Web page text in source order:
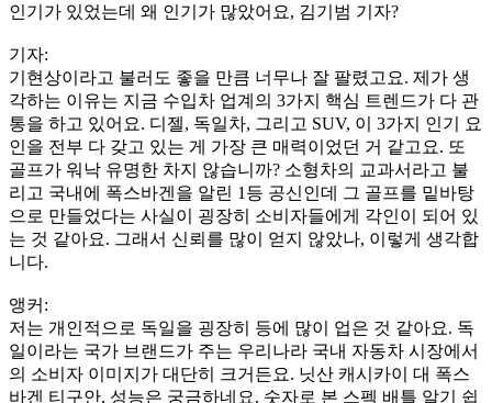
인기가 있었는데 왜 인기가 많았어요, 김기범 기자?
기자:
기현상이라고 불러도 좋을 만큼 너무나 잘 팔렸고요. 제가 생
각하는 이유는 지금 수입차 업계의 3가지 핵심 트렌드가 다 관
통을 하고 있어요. 디젤, 독일차, 그리고 SUV, 이 3가지 인기 요
인을 전부 다 갖고 있는 게 가장 큰 매력이었던 거 같고요. 또
골프가 워낙 유명한 차지 않습니까? 소형차의 교과서라고 불
리고 국내에 폭스바겐을 알린 1등 공신인데 그 골프를 밑바탕
으로 만들었다는 사실이 굉장히 소비자들에게 각인이 되어 있
는 것 같아요. 그래서 신뢰를 많이 얻지 않았나, 이렇게 생각합
니다.
앵커:
저는 개인적으로 독일을 굉장히 등에 많이 업은 것 같아요. 독
일이라는 국가 브랜드가 주는 우리나라 국내 자동차 시장에서
의 소비자 이미지가 대단히 크거든요. 닛산 캐시카이 대 폭스
바겐 티구안, 성능은 궁금하네요. 숫자로 본 스펙 배틀 알기 쉽